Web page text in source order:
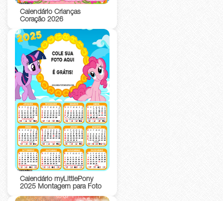
Calendário Crianças
Coração 2026
Calendário myLittlePony
2025 Montagem para Foto